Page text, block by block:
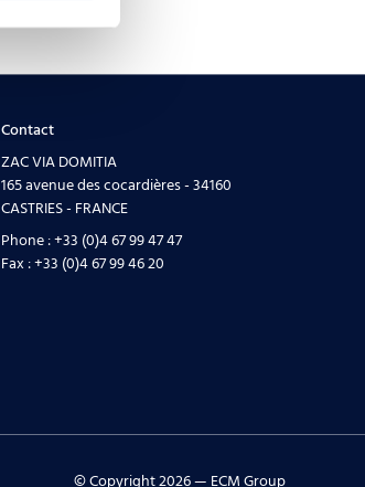
Contact
ZAC VIA DOMITIA
165 avenue des cocardières - 34160
CASTRIES - FRANCE
Phone :+33 (0)4 67 99 47 47
Fax :+33 (0)4 67 99 46 20
© Copyright 2026 — ECM Group